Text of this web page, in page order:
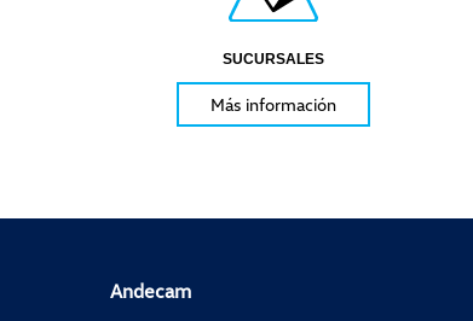
SUCURSALES
Más información
Andecam